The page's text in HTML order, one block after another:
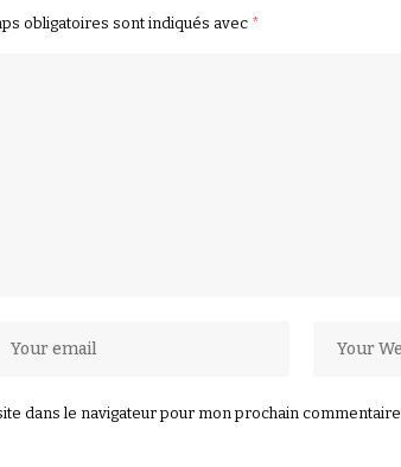
obligatoires sont indiqués avec *
dans le navigateur pour mon prochain commentaire.